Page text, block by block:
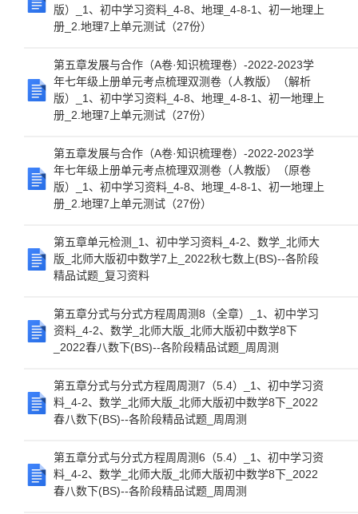
版）_1、初中学习资料_4-8、地理_4-8-1、初一地理上
册_2.地理7上单元测试（27份）
第五章发展与合作（A卷·知识梳理卷）-2022-2023学
年七年级上册单元考点梳理双测卷（人教版）（解析
版）_1、初中学习资料_4-8、地理_4-8-1、初一地理上
册_2.地理7上单元测试（27份）
第五章发展与合作（A卷·知识梳理卷）-2022-2023学
年七年级上册单元考点梳理双测卷（人教版）（原卷
版）_1、初中学习资料_4-8、地理_4-8-1、初一地理上
册_2.地理7上单元测试（27份）
第五章单元检测_1、初中学习资料_4-2、数学_北师大
版_北师大版初中数学7上_2022秋七数上(BS)--各阶段
精品试题_复习资料
第五章分式与分式方程周周测8（全章）_1、初中学习
资料_4-2、数学_北师大版_北师大版初中数学8下
_2022春八数下(BS)--各阶段精品试题_周周测
第五章分式与分式方程周周测7（5.4）_1、初中学习资
料_4-2、数学_北师大版_北师大版初中数学8下_2022
春八数下(BS)--各阶段精品试题_周周测
第五章分式与分式方程周周测6（5.4）_1、初中学习资
料_4-2、数学_北师大版_北师大版初中数学8下_2022
春八数下(BS)--各阶段精品试题_周周测